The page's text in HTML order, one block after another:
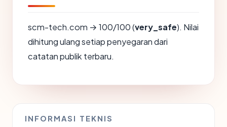
scm-tech.com → 100/100 (very_safe). Nilai
dihitung ulang setiap penyegaran dari
catatan publik terbaru.
INFORMASI TEKNIS